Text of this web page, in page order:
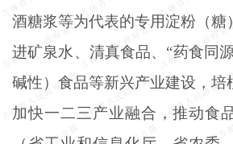
酒糖浆等为代表的专用淀粉（糖
进矿泉水、清真食品、“药食同
碱性）食品等新兴产业建设，培
加快一二三产业融合，推动食